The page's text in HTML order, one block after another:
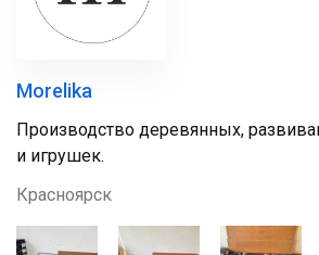
Morelika
Производство деревянных,
и игрушек.
Красноярск